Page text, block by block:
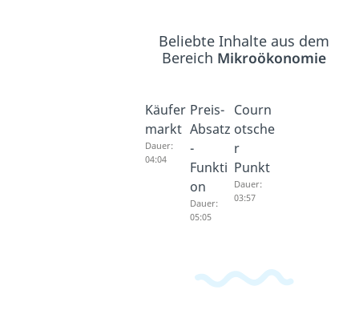
Beliebte Inhalte aus dem
Bereich Mikroökonomie
Käufer
markt
Dauer:
04:04
Preis-
Absatz
-
Funkti
on
Dauer:
05:05
Courn
otsche
r
Punkt
Dauer:
03:57